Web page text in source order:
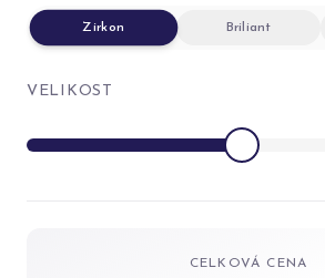
Zirkon Briliant
VELIKOST
CELKOVÁ CENA